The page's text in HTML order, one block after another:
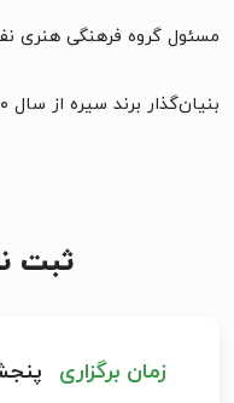
مسئول گروه فرهنگی هنری نفحات از
بنیان‌گذار برند سیره از سال ۱۴۰۰
ثبت
زمان برگزاری
پنجشنبه 22